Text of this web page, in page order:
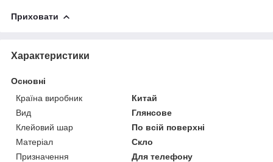
Приховати
Характеристики
Основні
Країна виробник
Китай
Вид
Глянсове
Клейовий шар
По всій поверхні
Матеріал
Скло
Призначення
Для телефону